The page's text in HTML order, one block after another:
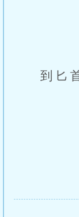
浑
等
到匕
这
踩
内